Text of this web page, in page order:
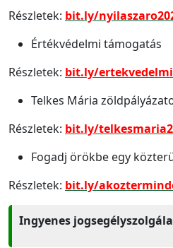
Részletek: bit.ly/
Értékvédelmi támogatás
Részletek: bit.ly/
Telkes Mária
Részletek: bit.ly/
Fogadj örökbe egy
Részletek: bit.ly/
Ingyenes